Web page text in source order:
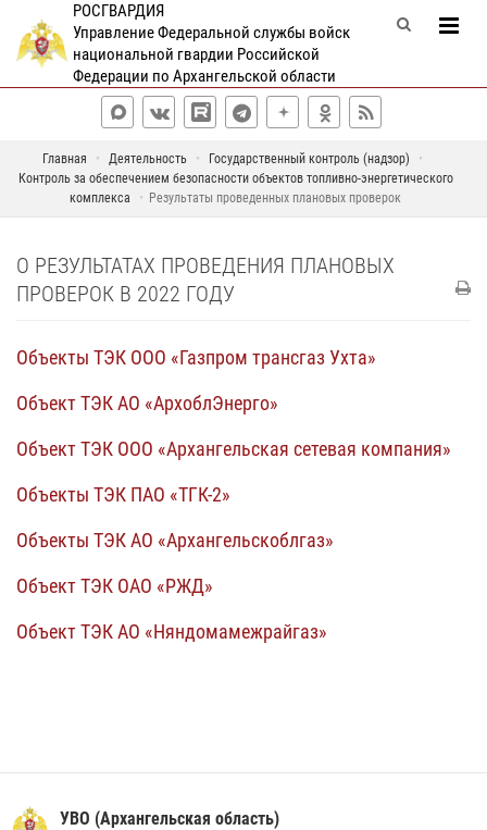
РОСГВАРДИЯ
Управление Федеральной службы войск
национальной гвардии Российской
Федерации по Архангельской области
Главная Деятельность
Государственный контроль (надзор)
Контроль за обеспечением безопасности объектов топливно-энергетического
комплекса
Результаты проведенных плановых проверок
О РЕЗУЛЬТАТАХ ПРОВЕДЕНИЯ ПЛАНОВЫХ
ПРОВЕРОК В 2022 ГОДУ
Объекты ТЭК ООО «Газпром трансгаз Ухта»
Объект ТЭК АО «АрхоблЭнерго»
Объект ТЭК ООО «Архангельская сетевая компания»
Объекты ТЭК ПАО «ТГК-2»
Объекты ТЭК АО «Архангельскоблгаз»
Объект ТЭК ОАО «РЖД»
Объект ТЭК АО «Няндомамежрайгаз»
УВО (Архангельская область)